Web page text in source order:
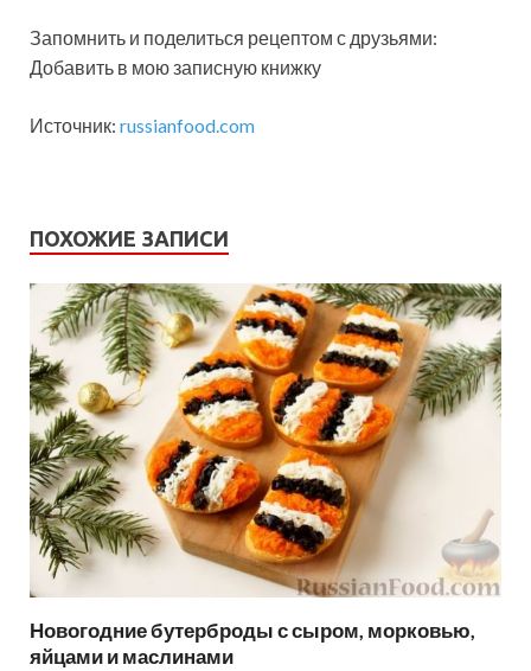
Запомнить и поделиться рецептом с друзьями:
Добавить в мою записную книжку
Источник: russianfood.com
ПОХОЖИЕ ЗАПИСИ
Новогодние бутерброды с сыром, морковью,
яйцами и маслинами